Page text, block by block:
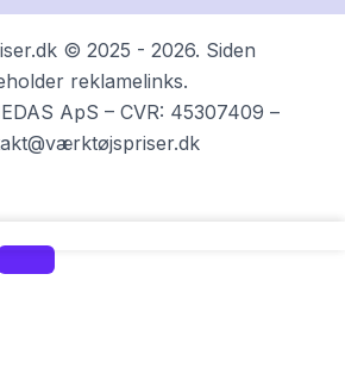
© 2025 - 2026. Siden
reklamelinks.
ApS – CVR: 45307409 –